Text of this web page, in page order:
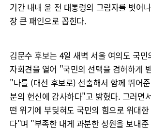
기간 내내 윤 전 대통령의 그림자를 벗어
장 큰 패인으로 꼽힌다.
김문수 후보는 4일 새벽 서울 여의도 국민
자회견을 열어 "국민의 선택을 겸허하게
"나를 (대선 후보로) 선출해서 함께 뛰어
분의 헌신에 감사하다"고 밝혔다. 그러면
떤 위기에 부딪혀도 국민의 힘으로 위대
다"며 "부족한 내게 과분한 성원을 보내준